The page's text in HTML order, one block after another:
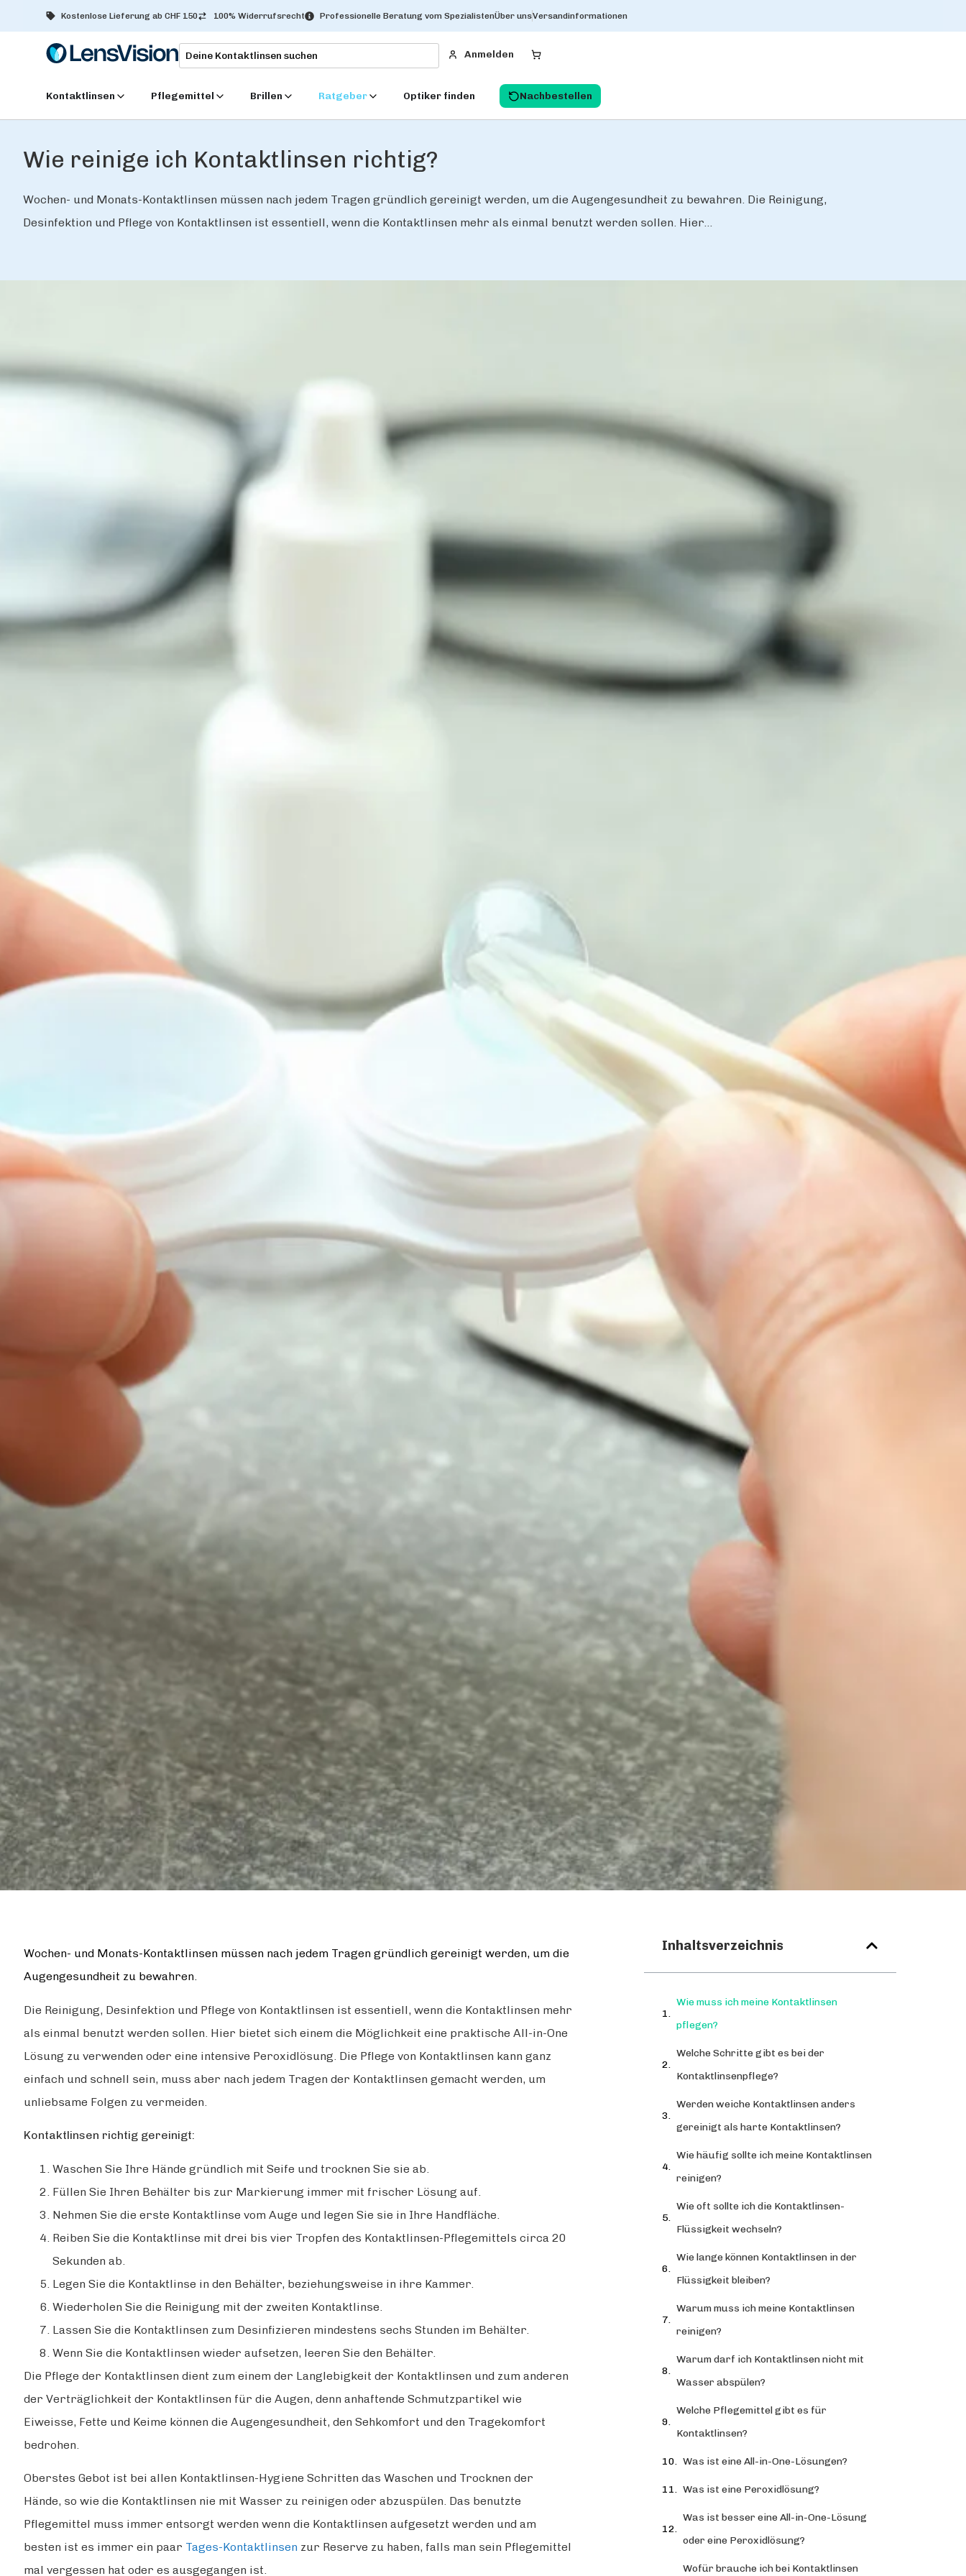
Kostenlose Lieferung ab CHF 150 100% Widerrufsrecht Professionelle Beratung vom SpezialistenÜber unsVersandinformationen
Anmelden
Kontaktlinsen Pflegemittel Brillen Ratgeber Optiker finden Nachbestellen
Wie reinige ich Kontaktlinsen richtig?
Wochen- und Monats-Kontaktlinsen müssen nach jedem Tragen gründlich gereinigt werden, um die Augengesundheit zu bewahren. Die Reinigung,
Desinfektion und Pflege von Kontaktlinsen ist essentiell, wenn die Kontaktlinsen mehr als einmal benutzt werden sollen. Hier...
Wochen- und Monats-Kontaktlinsen müssen nach jedem Tragen gründlich gereinigt werden, um die
Augengesundheit zu bewahren.
Die Reinigung, Desinfektion und Pflege von Kontaktlinsen ist essentiell, wenn die Kontaktlinsen mehr
als einmal benutzt werden sollen. Hier bietet sich einem die Möglichkeit eine praktische All-in-One
Lösung zu verwenden oder eine intensive Peroxidlösung. Die Pflege von Kontaktlinsen kann ganz
einfach und schnell sein, muss aber nach jedem Tragen der Kontaktlinsen gemacht werden, um
unliebsame Folgen zu vermeiden.
Kontaktlinsen richtig gereinigt:
Waschen Sie Ihre Hände gründlich mit Seife und trocknen Sie sie ab.
Füllen Sie Ihren Behälter bis zur Markierung immer mit frischer Lösung auf.
Nehmen Sie die erste Kontaktlinse vom Auge und legen Sie sie in Ihre Handfläche.
Reiben Sie die Kontaktlinse mit drei bis vier Tropfen des Kontaktlinsen-Pflegemittels circa 20
Sekunden ab.
Legen Sie die Kontaktlinse in den Behälter, beziehungsweise in ihre Kammer.
Wiederholen Sie die Reinigung mit der zweiten Kontaktlinse.
Lassen Sie die Kontaktlinsen zum Desinfizieren mindestens sechs Stunden im Behälter.
Wenn Sie die Kontaktlinsen wieder aufsetzen, leeren Sie den Behälter.
Die Pflege der Kontaktlinsen dient zum einem der Langlebigkeit der Kontaktlinsen und zum anderen
der Verträglichkeit der Kontaktlinsen für die Augen, denn anhaftende Schmutzpartikel wie
Eiweisse, Fette und Keime können die Augengesundheit, den Sehkomfort und den Tragekomfort
bedrohen.
Oberstes Gebot ist bei allen Kontaktlinsen-Hygiene Schritten das Waschen und Trocknen der
Hände, so wie die Kontaktlinsen nie mit Wasser zu reinigen oder abzuspülen. Das benutzte
Pflegemittel muss immer entsorgt werden wenn die Kontaktlinsen aufgesetzt werden und am
besten ist es immer ein paar Tages-Kontaktlinsen zur Reserve zu haben, falls man sein Pflegemittel
mal vergessen hat oder es ausgegangen ist.
Inhaltsverzeichnis
Wie muss ich meine Kontaktlinsen
pflegen?
Welche Schritte gibt es bei der
Kontaktlinsenpflege?
Werden weiche Kontaktlinsen anders
gereinigt als harte Kontaktlinsen?
Wie häufig sollte ich meine Kontaktlinsen
reinigen?
Wie oft sollte ich die Kontaktlinsen-
Flüssigkeit wechseln?
Wie lange können Kontaktlinsen in der
Flüssigkeit bleiben?
Warum muss ich meine Kontaktlinsen
reinigen?
Warum darf ich Kontaktlinsen nicht mit
Wasser abspülen?
Welche Pflegemittel gibt es für
Kontaktlinsen?
Was ist eine All-in-One-Lösungen?
Was ist eine Peroxidlösung?
Was ist besser eine All-in-One-Lösung
oder eine Peroxidlösung?
Wofür brauche ich bei Kontaktlinsen